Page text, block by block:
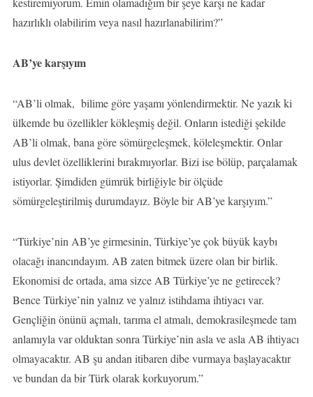
hazırlıklı olabilirim veya nasıl hazırlanabilirim?”
AB’ye karşıyım
“AB’li olmak, bilime göre yaşamı yönlendirmektir. Ne yazık ki
ülkemde bu özellikler kökleşmiş değil. Onların istediği şekilde
AB’li olmak, bana göre sömürgeleşmek, köleleşmektir. Onlar
ulus devlet özelliklerini bırakmıyorlar. Bizi ise bölüp, parçalamak
istiyorlar. Şimdiden gümrük birliğiyle bir ölçüde
sömürgeleştirilmiş durumdayız. Böyle bir AB’ye karşıyım.”
“Türkiye’nin AB’ye girmesinin, Türkiye’ye çok büyük kaybı
olacağı inancındayım. AB zaten bitmek üzere olan bir birlik.
Ekonomisi de ortada, ama sizce AB Türkiye’ye ne getirecek?
Bence Türkiye’nin yalnız ve yalnız istihdama ihtiyacı var.
Gençliğin önünü açmalı, tarıma el atmalı, demokrasileşmede tam
anlamıyla var olduktan sonra Türkiye’nin asla ve asla AB ihtiyacı
olmayacaktır. AB şu andan itibaren dibe vurmaya başlayacaktır
ve bundan da bir Türk olarak korkuyorum.”